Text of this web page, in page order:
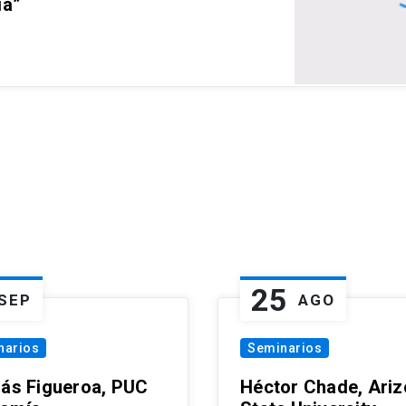
Figueroa, PUC
25 AGO
Seminarios
Héctor Chade,